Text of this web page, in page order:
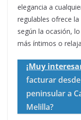
elegancia a
regulables ofrece
según la ocasión,
más íntimos o
¡Muy
facturar desde
peninsular a
Melilla?